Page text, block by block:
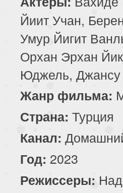
Йиит Учан,
Умур Йигит
Орхан Эрхан
Юджель,
Жанр фильма:
Страна: Турция
Канал:
Год: 2023
Режиссеры: